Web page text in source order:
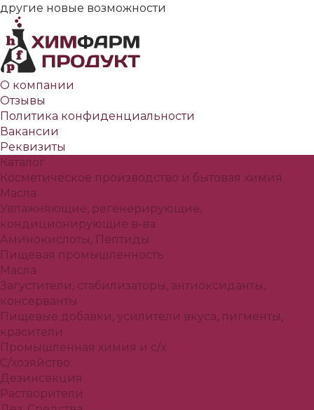
другие новые возможности
О компании
Отзывы
Политика конфиденциальности
Вакансии
Реквизиты
Каталог
Косметическое производство и бытовая химия
Масла
Увлажняющие, регенерирующие,
кондиционирующие в-ва
Аминокислоты, Пептиды
Пищевая промышленность
Масла
Загустители, стабилизаторы, антиоксиданты,
консерванты
Пищевые добавки, усилители вкуса, пигменты,
красители
Промышленная химия и с/х
С/хозяйство
Дезинсекция
Растворители